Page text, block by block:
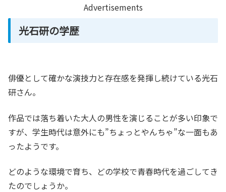
Advertisements
光石研の学歴
俳優として確かな演技力と存在感を発揮し続けている光石
研さん。
作品では落ち着いた大人の男性を演じることが多い印象で
すが、学生時代は意外にも”ちょっとやんちゃ”な一面もあ
ったようです。
どのような環境で育ち、どの学校で青春時代を過ごしてき
たのでしょうか。